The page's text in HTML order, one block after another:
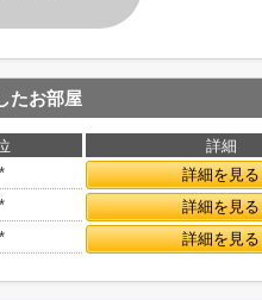
たお部屋
詳細
詳細を見る
詳細を見る
詳細を見る